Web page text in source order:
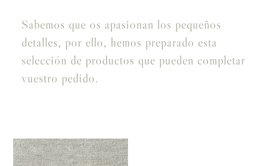
Sabemos que os apasionan los pequeños
detalles, por ello, hemos preparado esta
selección de productos que pueden completar
vuestro pedido.